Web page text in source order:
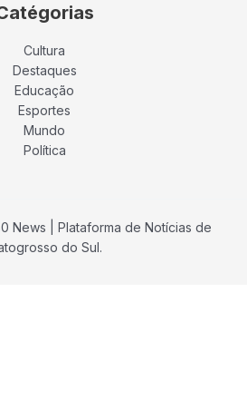
Cultura
Destaques
Educação
Esportes
Mundo
Política
News | Plataforma de Notícias de
do Sul.